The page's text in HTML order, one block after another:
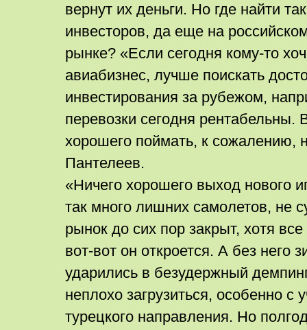
вернут их деньги. Но где найти
инвесторов, да еще на
рынке? «Если сегодня кому-то
авиабизнес, лучше поискать
инвестирования за рубежом,
перевозки сегодня рентабельны.
хорошего поймать, к сожалению,
Пантелеев.
«Ничего хорошего выход нового
так много лишних самолетов, не
рынок до сих пор закрыт, хотя
вот-вот он откроется. А без него
ударились в безудержный
неплохо загрузиться, особенно с
турецкого направления. Но